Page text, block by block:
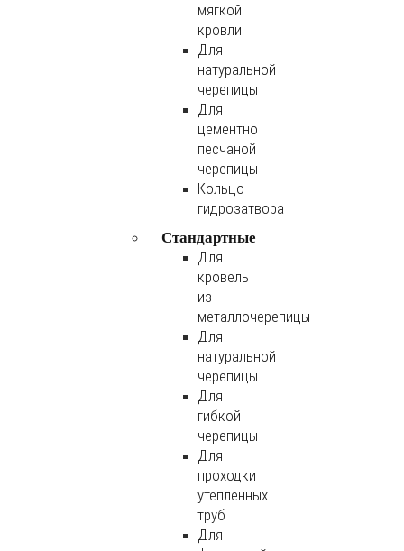
мягкой
кровли
Для
натуральной
черепицы
Для
цементно
песчаной
черепицы
Кольцо
гидрозатвора
Стандартные
Для
кровель
из
металлочерепицы
Для
натуральной
черепицы
Для
гибкой
черепицы
Для
проходки
утепленных
труб
Для